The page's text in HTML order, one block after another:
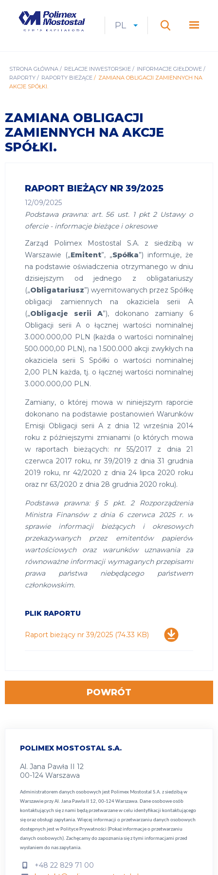
Mostostal
CURRENT
PL
ROZWIŃ
LANGUAGESZUKAJ
ŚCIEŻKA
NAWIGACYJNA
STRONA GŁÓWNA RELACJE INWESTORSKIE
INFORMACJE GIEŁDOWE
RAPORTY
RAPORTY BIEŻĄCE
ZAMIANA OBLIGACJI ZAMIENNYCH NA
AKCJE SPÓŁKI.
POLIMEX MOSTOSTAL S.A.
Al. Jana Pawła II 12
00-124 Warszawa
Administratorem danych osobowych jest Polimex Mostostal S.A. z siedzibą w
Warszawie przy Al. Jana Pawła II 12, 00-124 Warszawa. Dane osobowe osób
kontaktujących się z nami będą przetwarzane w celu identyfikacji kontaktującego
się oraz obsługi zapytania. Więcej informacji o przetwarzaniu danych osobowych
dostępnych jest w Polityce Prywatności (Pokaż informacje o przetwarzaniu
danych osobowych). Zachęcamy do zapoznania się z tymi informacjami przed
wysłaniem do nas zapytania.
+48 22 829 71 00
ZAMIANA OBLIGACJI
ZAMIENNYCH NA AKCJE
SPÓŁKI.
RAPORT BIEŻĄCY NR 39/2025
12/09/2025
Podstawa prawna: art. 56 ust. 1 pkt 2 Ustawy o
ofercie - informacje bieżące i okresowe
Zarząd Polimex Mostostal S.A. z siedzibą w
Warszawie („Emitent”, „Spółka”) informuje, że
na podstawie oświadczenia otrzymanego w dniu
dzisiejszym od jednego z obligatariuszy
(„Obligatariusz”) wyemitowanych przez Spółkę
obligacji zamiennych na okaziciela serii A
(„Obligacje serii A”), dokonano zamiany 6
Obligacji serii A o łącznej wartości nominalnej
3.000.000,00 PLN (każda o wartości nominalnej
500.000,00 PLN), na 1.500.000 akcji zwykłych na
okaziciela serii S Spółki o wartości nominalnej
2,00 PLN każda, tj. o łącznej wartości nominalnej
3.000.000,00 PLN.
Zamiany, o której mowa w niniejszym raporcie
dokonano na podstawie postanowień Warunków
Emisji Obligacji serii A z dnia 12 września 2014
roku z późniejszymi zmianami (o których mowa
w raportach bieżących: nr 55/2017 z dnia 21
czerwca 2017 roku, nr 39/2019 z dnia 31 grudnia
2019 roku, nr 42/2020 z dnia 24 lipca 2020 roku
oraz nr 63/2020 z dnia 28 grudnia 2020 roku).
Podstawa prawna: § 5 pkt. 2 Rozporządzenia
Ministra Finansów z dnia 6 czerwca 2025 r. w
sprawie informacji bieżących i okresowych
przekazywanych przez emitentów papierów
wartościowych oraz warunków uznawania za
równoważne informacji wymaganych przepisami
prawa państwa niebędącego państwem
członkowskim.
PLIK RAPORTU
Pobierz
Raport bieżący nr 39/2025 (74.33 KB)
POWRÓT